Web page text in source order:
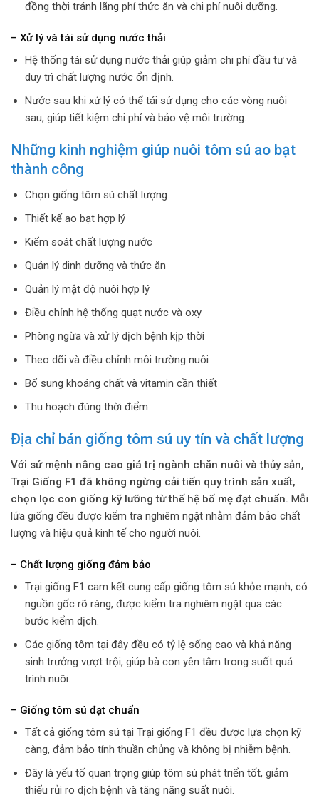
đồng thời tránh lãng phí thức ăn và chi phí nuôi dưỡng.
– Xử lý và tái sử dụng nước thải
Hệ thống tái sử dụng nước thải giúp giảm chi phí đầu tư và
duy trì chất lượng nước ổn định.
Nước sau khi xử lý có thể tái sử dụng cho các vòng nuôi
sau, giúp tiết kiệm chi phí và bảo vệ môi trường.
Những kinh nghiệm giúp nuôi tôm sú ao bạt
thành công
Chọn giống tôm sú chất lượng
Thiết kế ao bạt hợp lý
Kiểm soát chất lượng nước
Quản lý dinh dưỡng và thức ăn
Quản lý mật độ nuôi hợp lý
Điều chỉnh hệ thống quạt nước và oxy
Phòng ngừa và xử lý dịch bệnh kịp thời
Theo dõi và điều chỉnh môi trường nuôi
Bổ sung khoáng chất và vitamin cần thiết
Thu hoạch đúng thời điểm
Địa chỉ bán giống tôm sú uy tín và chất lượng
Với sứ mệnh nâng cao giá trị ngành chăn nuôi và thủy sản,
Trại Giống F1 đã không ngừng cải tiến quy trình sản xuất,
chọn lọc con giống kỹ lưỡng từ thế hệ bố mẹ đạt chuẩn. Mỗi
lứa giống đều được kiểm tra nghiêm ngặt nhằm đảm bảo chất
lượng và hiệu quả kinh tế cho người nuôi.
– Chất lượng giống đảm bảo
Trại giống F1 cam kết cung cấp giống tôm sú khỏe mạnh, có
nguồn gốc rõ ràng, được kiểm tra nghiêm ngặt qua các
bước kiểm dịch.
Các giống tôm tại đây đều có tỷ lệ sống cao và khả năng
sinh trưởng vượt trội, giúp bà con yên tâm trong suốt quá
trình nuôi.
– Giống tôm sú đạt chuẩn
Tất cả giống tôm sú tại Trại giống F1 đều được lựa chọn kỹ
càng, đảm bảo tính thuần chủng và không bị nhiễm bệnh.
Đây là yếu tố quan trọng giúp tôm sú phát triển tốt, giảm
thiểu rủi ro dịch bệnh và tăng năng suất nuôi.